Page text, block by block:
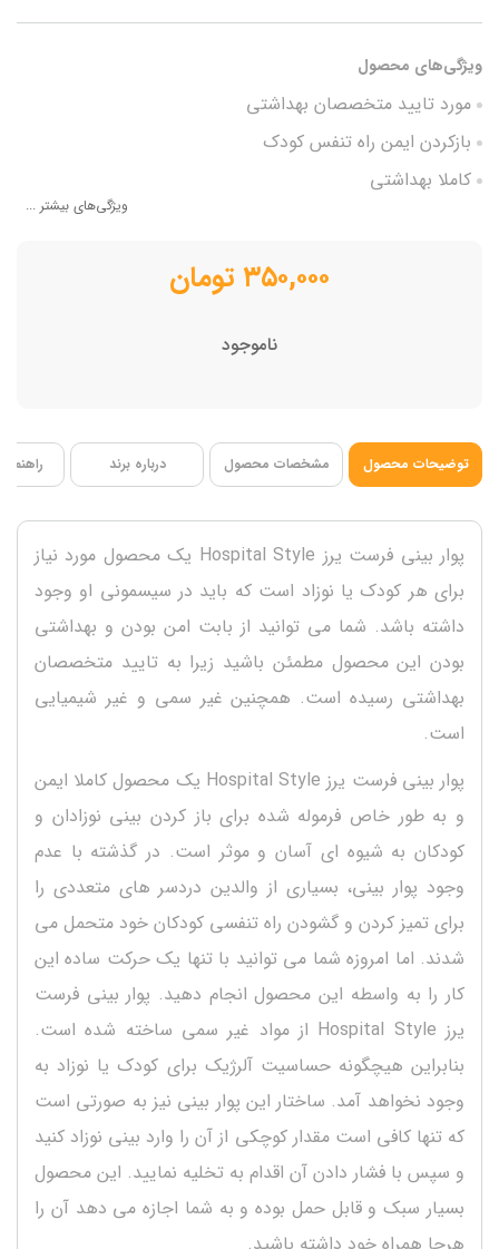
ویژگی‌های محصول
مورد تایید متخصصان بهداشتی
بازکردن ایمن راه تنفس کودک
کاملا بهداشتی
ویژگی‌های بیشتر ...
۳۵۰,۰۰۰ تومان
ناموجود
توضیحات محصول مشخصات محصول درباره برند
پوار بینی فرست یرز Hospital Style یک محصول مورد نیاز
برای هر کودک یا نوزاد است که باید در سیسمونی او وجود
داشته باشد. شما می توانید از بابت امن بودن و بهداشتی
بودن این محصول مطمئن باشید زیرا به تایید متخصصان
بهداشتی رسیده است. همچنین غیر سمی و غیر شیمیایی
است.
پوار بینی فرست یرز Hospital Style یک محصول کاملا ایمن
و به طور خاص فرموله شده برای باز کردن بینی نوزادان و
کودکان به شیوه ای آسان و موثر است. در گذشته با عدم
وجود پوار بینی، بسیاری از والدین دردسر های متعددی را
برای تمیز کردن و گشودن راه تنفسی کودکان خود متحمل می
شدند. اما امروزه شما می توانید با تنها یک حرکت ساده این
کار را به واسطه این محصول انجام دهید. پوار بینی فرست
یرز Hospital Style از مواد غیر سمی ساخته شده است.
بنابراین هیچگونه حساسیت آلرژیک برای کودک یا نوزاد به
وجود نخواهد آمد. ساختار این پوار بینی نیز به صورتی است
که تنها کافی است مقدار کوچکی از آن را وارد بینی نوزاد کنید
و سپس با فشار دادن آن اقدام به تخلیه نمایید. این محصول
بسیار سبک و قابل حمل بوده و به شما اجازه می دهد آن را